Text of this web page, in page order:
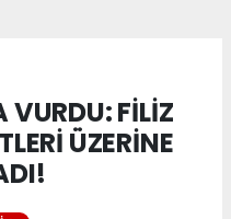
VURDU: FİLİZ
ÜZERİNE